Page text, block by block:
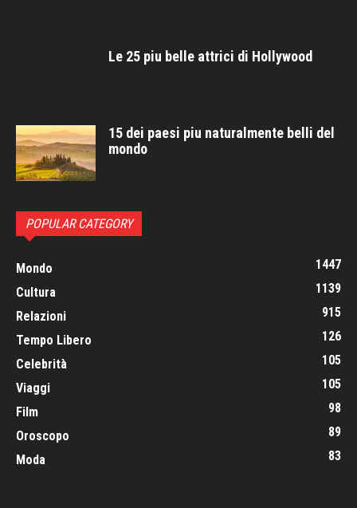
Le 25 piu belle attrici di Hollywood
15 dei paesi piu naturalmente belli del
mondo
POPULAR CATEGORY
Mondo
1447
Cultura
1139
Relazioni
915
Tempo Libero
126
Celebrità
105
Viaggi
105
Film
98
Oroscopo
89
Moda
83